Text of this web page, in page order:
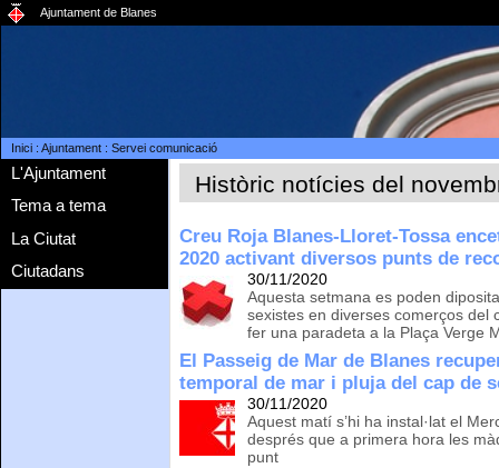
Ajuntament de Blanes
Inici: Ajuntament: Servei comunicació
L'Ajuntament
Tema a tema
La Ciutat
Ciutadans
Històric notícies del
Creu Roja Blanes-Lloret-Tossa
2020 activant diversos punts de
30/11/2020
Aquesta setmana es poden
sexistes en diverses comerços del
fer una paradeta a la Plaça Verge
El Passeig de Mar de Blanes
temporal de mar i pluja del cap de
30/11/2020
Aquest matí s’hi ha instal·lat el
després que a primera hora les
punt